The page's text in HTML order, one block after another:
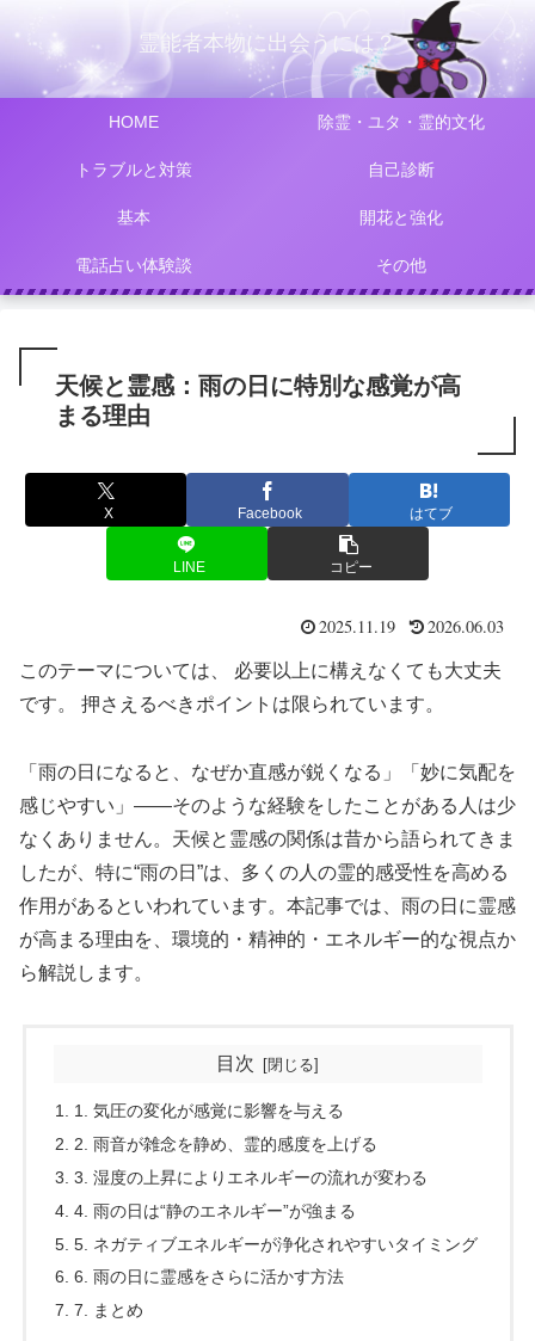
霊能者本物に出会うには？
HOME 除霊・ユタ・霊的文化
トラブルと対策 自己診断
基本 開花と強化
電話占い体験談 その他
天候と霊感：雨の日に特別な感覚が高
まる理由
X Facebook はてブ
LINE コピー
2025.11.19 2026.06.03
このテーマについては、 必要以上に構えなくても大丈夫
です。 押さえるべきポイントは限られています。
「雨の日になると、なぜか直感が鋭くなる」「妙に気配を
感じやすい」――そのような経験をしたことがある人は少
なくありません。天候と霊感の関係は昔から語られてきま
したが、特に“雨の日”は、多くの人の霊的感受性を高める
作用があるといわれています。本記事では、雨の日に霊感
が高まる理由を、環境的・精神的・エネルギー的な視点か
ら解説します。
目次
1. 気圧の変化が感覚に影響を与える
2. 雨音が雑念を静め、霊的感度を上げる
3. 湿度の上昇によりエネルギーの流れが変わる
4. 雨の日は“静のエネルギー”が強まる
5. ネガティブエネルギーが浄化されやすいタイミング
6. 雨の日に霊感をさらに活かす方法
7. まとめ